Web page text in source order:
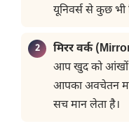
यूनिवर्स से कुछ भी
मिरर वर्क
आप खुद को आंखों
आपका अवचेतन
सच मान लेता है।